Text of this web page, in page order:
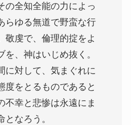
の全知全能の力によっ
らゆる無道で野蛮な行
敬虔で、倫理的掟をよ
を、神はいじめ抜く。
に対して、気まぐれに
度をとるものであると
不幸と悲惨は永遠にま
となろう。